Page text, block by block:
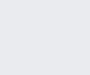
Man и